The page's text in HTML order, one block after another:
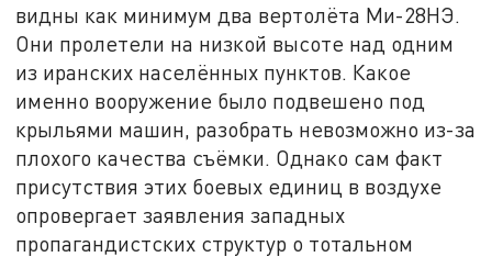
видны как минимум два вертолёта Ми-28НЭ.
Они пролетели на низкой высоте над одним
из иранских населённых пунктов. Какое
именно вооружение было подвешено под
крыльями машин, разобрать невозможно из-за
плохого качества съёмки. Однако сам факт
присутствия этих боевых единиц в воздухе
опровергает заявления западных
пропагандистских структур о тотальном